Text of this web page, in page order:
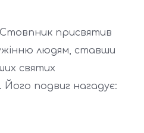
присвятив
людям, ставши
святих
Його подвиг нагадує: